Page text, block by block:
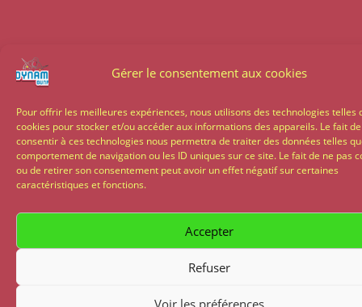
Gérer le consentement aux cookies
Pour offrir les meilleures expériences, nous utilisons des technologies telles
cookies pour stocker et/ou accéder aux informations des appareils. Le fait de
consentir à ces technologies nous permettra de traiter des données telles
comportement de navigation ou les ID uniques sur ce site. Le fait de ne pas
ou de retirer son consentement peut avoir un effet négatif sur certaines
caractéristiques et fonctions.
Accepter
Refuser
Voir les préférences